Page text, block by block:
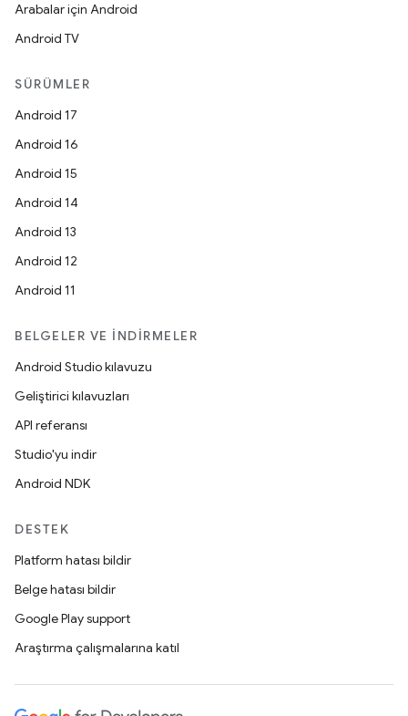
Arabalar için Android
Android TV
SÜRÜMLER
Android 17
Android 16
Android 15
Android 14
Android 13
Android 12
Android 11
BELGELER VE İNDIRMELER
Android Studio kılavuzu
Geliştirici kılavuzları
API referansı
Studio'yu indir
Android NDK
DESTEK
Platform hatası bildir
Belge hatası bildir
Google Play support
Araştırma çalışmalarına katıl